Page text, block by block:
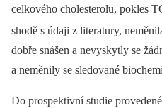
celkového cholesterolu, pokles
shodě s údaji z literatury,
dobře snášen a nevyskytly se
a neměnily se sledované
Do prospektivní studie